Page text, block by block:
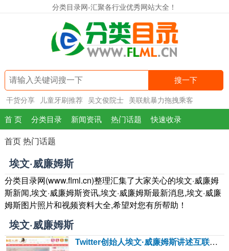
分类目录网-汇聚各行业优秀网站大全！
搜一下
干货分享 儿童牙刷推荐 吴文俊院士 美联航暴力拖拽乘客
首 页 分类目录 新闻资讯 热门话题 快速收录
首页热门话题
埃文·威廉姆斯
分类目录网(www.flml.cn)整理汇集了大家关心的埃文·威廉姆
斯新闻,埃文·威廉姆斯资讯,埃文·威廉姆斯最新消息,埃文·威廉
姆斯图片照片和视频资料大全,希望对您有所帮助！
埃文·威廉姆斯
T
witter创始人埃文·威廉姆斯讲述互联网掘金暴富秘密